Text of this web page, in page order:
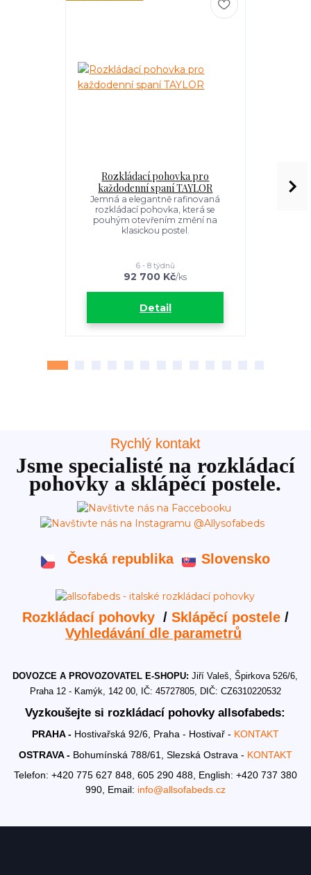
Rozkládací pohovka pro
každodenní spaní TAYLOR
Jemná a elegantně rafinovaná
rozkládací pohovka, která se
pouhým otevřením změní na
klasickou postel.
92 700 Kč/ks
6 - 8 týdnů
Detail
Rychlý kontakt
Jsme specialisté na rozkládací
pohovky a sklápěcí postele.
Česká republika Slovensko
Rozkládací pohovky / Sklápěcí postele/
Vyhledávání dle parametrů
DOVOZCE A PROVOZOVATEL E-SHOPU:Jiří Valeš, Špirkova 526/6,
Praha 12 - Kamýk, 142 00, IČ: 45727805, DIČ: CZ6310220532
Vyzkoušejte si rozkládací pohovky allsofabeds:
PRAHA - Hostivařská 92/6, Praha - Hostivař - KONTAKT
OSTRAVA - Bohumínská 788/61, Slezská Ostrava - KONTAKT
Telefon: +420 775 627 848, 605 290 488, English: +420 737 380
990, Email: info@allsofabeds.cz